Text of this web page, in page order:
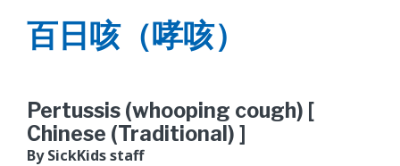
百日咳（哮咳）
Pertussis (whooping cough) [
Chinese (Traditional) ]
By SickKids staff